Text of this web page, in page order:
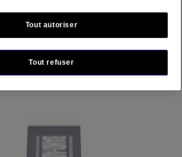
assortis BAND-AID
20 unités
Tout refuser
Tout autoriser